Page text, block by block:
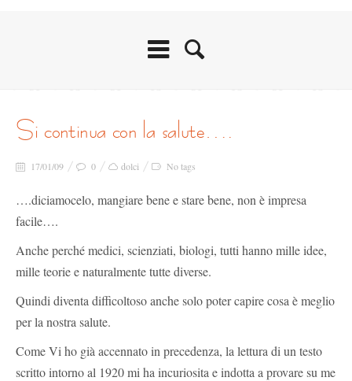
si continua con la salute….
17/01/09 0 dolci No tags
….diciamocelo, mangiare bene e stare bene, non è impresa
facile….
Anche perché medici, scienziati, biologi, tutti hanno mille idee,
mille teorie e naturalmente tutte diverse.
Quindi diventa difficoltoso anche solo poter capire cosa è meglio
per la nostra salute.
Come Vi ho già accennato in precedenza, la lettura di un testo
scritto intorno al 1920 mi ha incuriosita e indotta a provare su me